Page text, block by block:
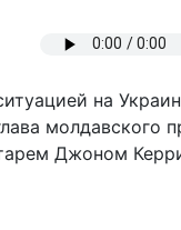
на
молдавского
Джоном